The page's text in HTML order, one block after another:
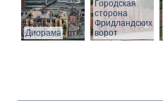
Диорама
Городская
сторона
Фридландских
ворот